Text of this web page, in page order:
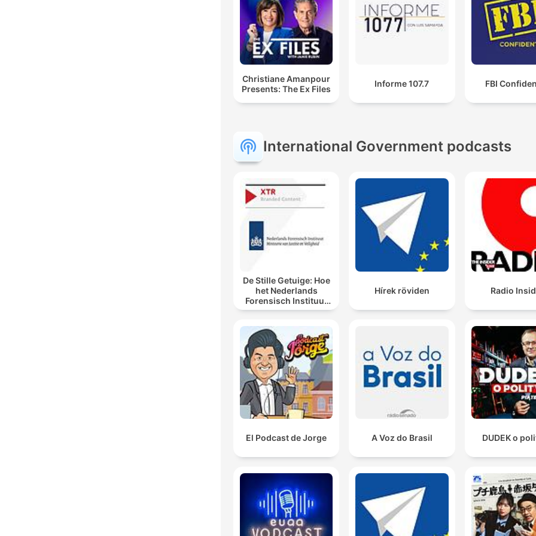
Christiane Amanpour
Presents: The Ex Files
Informe 107.7 FBI
International Government podcasts
De Stille Getuige: Hoe
het Nederlands
Forensisch Instituut
sporen laat spreken
Hírek röviden Radio
El Podcast de Jorge A Voz do Brasil DUDEK o